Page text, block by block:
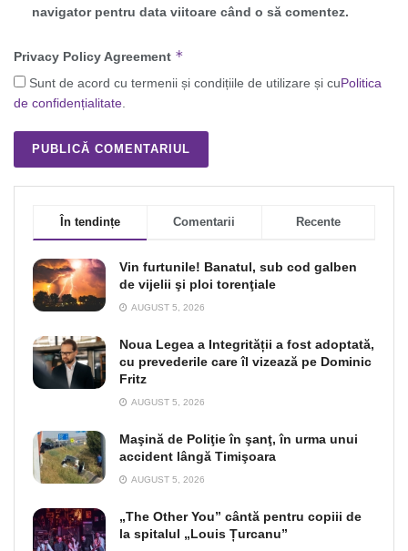
navigator pentru data viitoare când o să comentez.
Privacy Policy Agreement *
Sunt de acord cu termenii și condițiile de utilizare și cuPolitica
de confidențialitate.
În tendințe Comentarii Recente
Vin furtunile! Banatul, sub cod galben
de vijelii şi ploi torenţiale
AUGUST 5, 2026
Noua Legea a Integrității a fost adoptată,
cu prevederile care îl vizează pe Dominic
Fritz
AUGUST 5, 2026
Maşină de Poliţie în şanţ, în urma unui
accident lângă Timişoara
AUGUST 5, 2026
„The Other You” cântă pentru copiii de
la spitalul „Louis Țurcanu”